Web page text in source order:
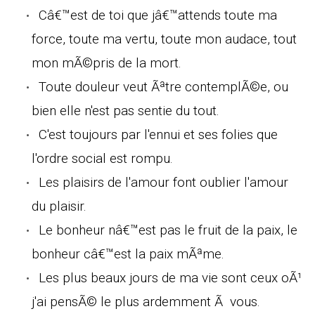
Câ€™est de toi que jâ€™attends toute ma
force, toute ma vertu, toute mon audace, tout
mon mÃ©pris de la mort.
Toute douleur veut Ãªtre contemplÃ©e, ou
bien elle n'est pas sentie du tout.
C'est toujours par l'ennui et ses folies que
l'ordre social est rompu.
Les plaisirs de l'amour font oublier l'amour
du plaisir.
Le bonheur nâ€™est pas le fruit de la paix, le
bonheur câ€™est la paix mÃªme.
Les plus beaux jours de ma vie sont ceux oÃ¹
j'ai pensÃ© le plus ardemment Ã vous.